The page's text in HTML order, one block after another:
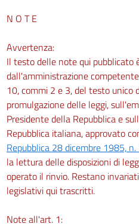
N O T E
Avvertenza:
Il testo delle note qui pubblicato
dall'amministrazione
10, commi 2 e 3, del testo unico
promulgazione delle leggi,
Presidente della Repubblica e
Repubblica italiana, approvato
Repubblica 28 dicembre 1985,
la lettura delle disposizioni di
operato il rinvio. Restano
legislativi qui trascritti.
Note all'art. 1: